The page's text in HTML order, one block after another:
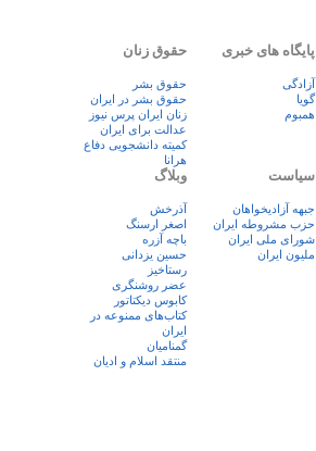
پایگاه های خبری
آزادگی
گویا
همبوم
حقوق زنان
حقوق بشر
حقوق بشر در ایران
زنان ايران پرس نيوز
عدالت برای ایران
کمیته دانشجویی دفاع
هرانا
سیاست
جبهه آزادیخواهان
حزب مشروطه ایران
شورای ملی ایران
ملیون ایران
وبلاگ
آذرخش
اصغر ارسنگ
باچه آزره
حسین یزدانی
رستاخیز
عضر روشنگری
کابوس دیکتاتور
کتاب‌های ممنوعه در
ایران
گمنامیان
منتقد اسلام و ادیان